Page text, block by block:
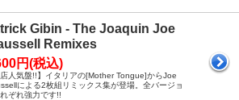
Gibin - The Joaquin Joe
Remixes
円(税込)
店人気盤!!】イタリアの[Mother Tongue]からJoe
による2枚組リミックス集が登場。全バージョ
ぞれ強力です!!